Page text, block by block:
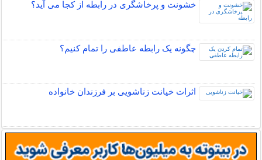
خشونت و پرخاشگری در رابطه از کجا می آید؟
چگونه یک رابطه عاطفی را تمام کنیم؟
اثرات خیانت زناشویی بر فرزندان خانواده